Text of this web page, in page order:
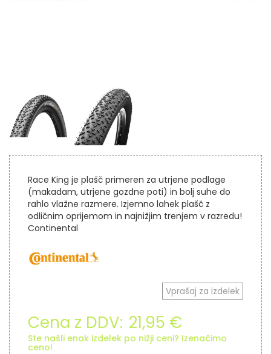
Race King je plašč primeren za utrjene podlage
(makadam, utrjene gozdne poti) in bolj suhe do
rahlo vlažne razmere. Izjemno lahek plašč z
odličnim oprijemom in najnižjim trenjem v razredu!
Continental
Vprašaj za izdelek
Cena z DDV: 21,95 €
Ste našli enak izdelek po nižji ceni? Izenačimo
ceno!